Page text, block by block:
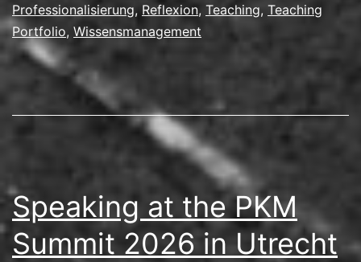
Professionalisierung, Reflexion, Teaching, Teaching
Portfolio, Wissensmanagement
Speaking at the PKM
Summit 2026 in Utrecht